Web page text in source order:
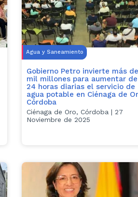
Agua y Saneamiento
Gobierno Petro invierte más
mil millones para aumentar
24 horas diarias el servicio de
agua potable en Ciénaga de
Córdoba
Ciénaga de Oro, Córdoba | 27
Noviembre de 2025